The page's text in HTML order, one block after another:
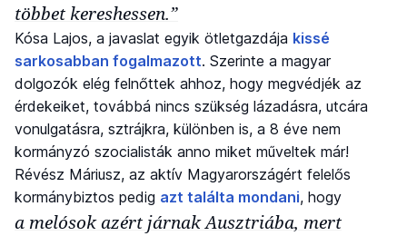
többet kereshessen.”
Kósa Lajos, a javaslat egyik ötletgazdája kissé
sarkosabban fogalmazott. Szerinte a magyar
dolgozók elég felnőttek ahhoz, hogy megvédjék az
érdekeiket, továbbá nincs szükség lázadásra, utcára
vonulgatásra, sztrájkra, különben is, a 8 éve nem
kormányzó szocialisták anno miket műveltek már!
Révész Máriusz, az aktív Magyarországért felelős
kormánybiztos pedig azt találta mondani, hogy
a melósok azért járnak Ausztriába, mert